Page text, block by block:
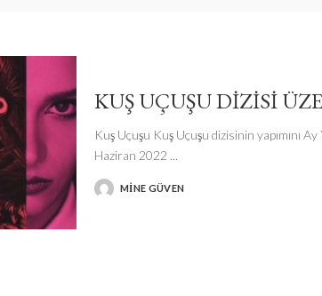
KUŞ UÇUŞU DİZİSİ
Kuş Uçuşu Kuş Uçuşu dizisinin yapımını
Haziran 2022 ...
POSTEDMINE GÜVEN